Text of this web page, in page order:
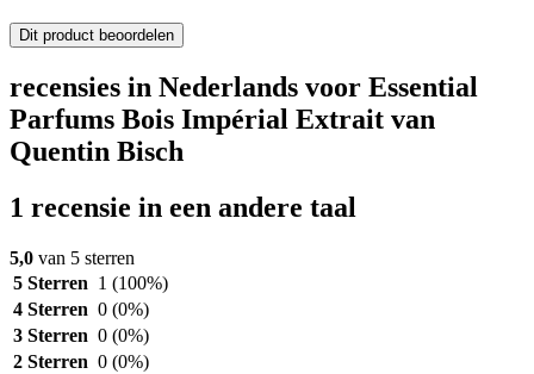
Dit product beoordelen
recensies in Nederlands voor Essential
Parfums Bois Impérial Extrait van
Quentin Bisch
1 recensie in een andere taal
5,0 van 5 sterren
5 Sterren 1 (100%)
4 Sterren 0 (0%)
3 Sterren 0 (0%)
2 Sterren 0 (0%)